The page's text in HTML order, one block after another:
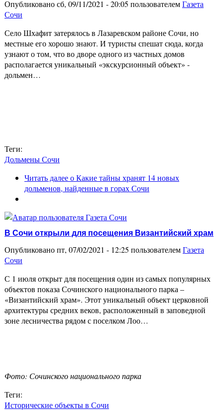
Опубликовано сб, 09/11/2021 - 20:05 пользователемГазета
Сочи
Село Шхафит затерялось в Лазаревском районе Сочи, но
местные его хорошо знают. И туристы спешат сюда, когда
узнают о том, что во дворе одного из частных домов
располагается уникальный «экскурсионный объект» -
дольмен…
Теги:
Дольмены Сочи
Читать далеео Какие тайны хранят 14 новых
дольменов, найденные в горах Сочи
В Сочи открыли для посещения Византийский храм
Опубликовано пт, 07/02/2021 - 12:25 пользователемГазета
Сочи
С 1 июля открыт для посещения один из самых популярных
объектов показа Сочинского национального парка –
«Византийский храм». Этот уникальный объект церковной
архитектуры средних веков, расположенный в заповедной
зоне лесничества рядом с поселком Лоо…
Фото: Сочинского национального парка
Теги:
Исторические объекты в Сочи